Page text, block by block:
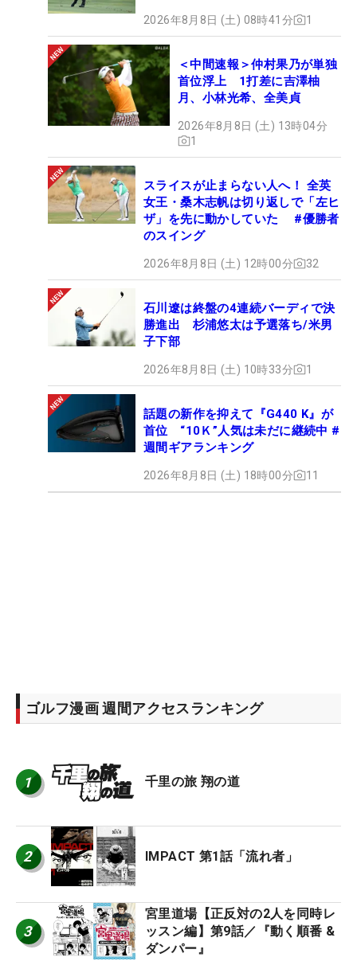
2026年8月8日 (土) 08時41分 1
＜中間速報＞仲村果乃が単独
首位浮上 1打差に吉澤柚
月、小林光希、全美貞
2026年8月8日 (土) 13時04分
1
スライスが止まらない人へ！ 全英
女王・桑木志帆は切り返しで「左ヒ
ザ」を先に動かしていた #優勝者
のスイング
2026年8月8日 (土) 12時00分 32
石川遼は終盤の4連続バーディで決
勝進出 杉浦悠太は予選落ち/米男
子下部
2026年8月8日 (土) 10時33分 1
話題の新作を抑えて『G440 K』が
首位 “10Ｋ”人気は未だに継続中 #
週間ギアランキング
2026年8月8日 (土) 18時00分 11
ゴルフ漫画 週間アクセスランキング
1 千里の旅 翔の道
2 IMPACT 第1話「流れ者」
3
宮里道場【正反対の2人を同時レ
ッスン編】第9話／『動く順番 &
ダンパー』